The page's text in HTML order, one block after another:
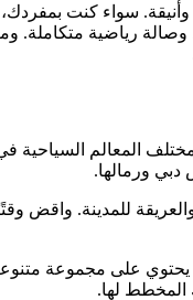
جميعها مؤثّثة بلمسات راقية
رياضية متكاملة.
المعالم السياحية في
ورمالها.
للمدينة. واقض وقتًا
على مجموعة
المخطط لها.